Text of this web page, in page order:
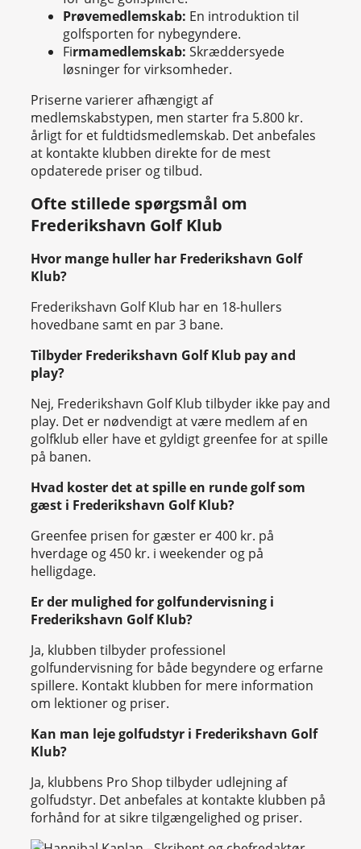
Prøvemedlemskab: En introduktion til
golfsporten for nybegyndere.
Firmamedlemskab: Skræddersyede
løsninger for virksomheder.
Priserne varierer afhængigt af
medlemskabstypen, men starter fra 5.800 kr.
årligt for et fuldtidsmedlemskab. Det anbefales
at kontakte klubben direkte for de mest
opdaterede priser og tilbud.
Ofte stillede spørgsmål om
Frederikshavn Golf Klub
Hvor mange huller har Frederikshavn Golf
Klub?
Frederikshavn Golf Klub har en 18-hullers
hovedbane samt en par 3 bane.
Tilbyder Frederikshavn Golf Klub pay and
play?
Nej, Frederikshavn Golf Klub tilbyder ikke pay and
play. Det er nødvendigt at være medlem af en
golfklub eller have et gyldigt greenfee for at spille
på banen.
Hvad koster det at spille en runde golf som
gæst i Frederikshavn Golf Klub?
Greenfee prisen for gæster er 400 kr. på
hverdage og 450 kr. i weekender og på
helligdage.
Er der mulighed for golfundervisning i
Frederikshavn Golf Klub?
Ja, klubben tilbyder professionel
golfundervisning for både begyndere og erfarne
spillere. Kontakt klubben for mere information
om lektioner og priser.
Kan man leje golfudstyr i Frederikshavn Golf
Klub?
Ja, klubbens Pro Shop tilbyder udlejning af
golfudstyr. Det anbefales at kontakte klubben på
forhånd for at sikre tilgængelighed og priser.